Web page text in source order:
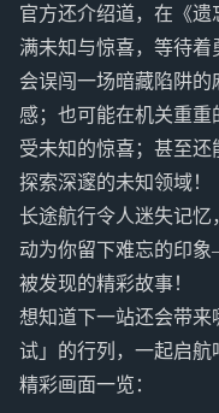
官方还介绍道，在《
满未知与惊喜，等待
会误闯一场暗藏陷阱的
感；也可能在机关重
受未知的惊喜；甚至还
探索深邃的未知领域！
长途航行令人迷失记
动为你留下难忘的印
被发现的精彩故事！
想知道下一站还会带来
试」的行列，一起启航
精彩画面一览：